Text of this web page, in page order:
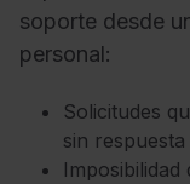
soporte desde
personal:
Solicitudes
sin